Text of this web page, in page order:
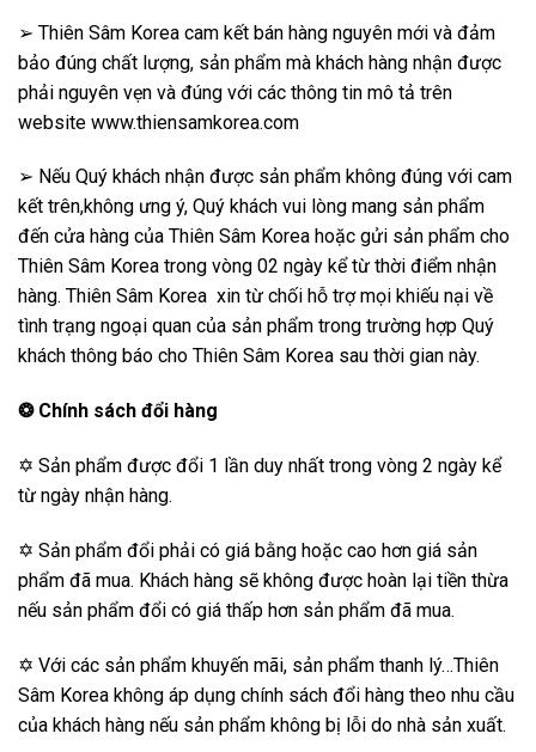
➢ Thiên Sâm Korea cam kết bán hàng nguyên mới và đảm
bảo đúng chất lượng, sản phẩm mà khách hàng nhận được
phải nguyên vẹn và đúng với các thông tin mô tả trên
website www.thiensamkorea.com
➢ Nếu Quý khách nhận được sản phẩm không đúng với cam
kết trên,không ưng ý, Quý khách vui lòng mang sản phẩm
đến cửa hàng của Thiên Sâm Korea hoặc gửi sản phẩm cho
Thiên Sâm Korea trong vòng 02 ngày kể từ thời điểm nhận
hàng. Thiên Sâm Korea xin từ chối hỗ trợ mọi khiếu nại về
tình trạng ngoại quan của sản phẩm trong trường hợp Quý
khách thông báo cho Thiên Sâm Korea sau thời gian này.
❂Chính sách đổi hàng
✡ Sản phẩm được đổi 1 lần duy nhất trong vòng 2 ngày kể
từ ngày nhận hàng.
✡ Sản phẩm đổi phải có giá bằng hoặc cao hơn giá sản
phẩm đã mua. Khách hàng sẽ không được hoàn lại tiền thừa
nếu sản phẩm đổi có giá thấp hơn sản phẩm đã mua.
✡ Với các sản phẩm khuyến mãi, sản phẩm thanh lý…Thiên
Sâm Korea không áp dụng chính sách đổi hàng theo nhu cầu
của khách hàng nếu sản phẩm không bị lỗi do nhà sản xuất.